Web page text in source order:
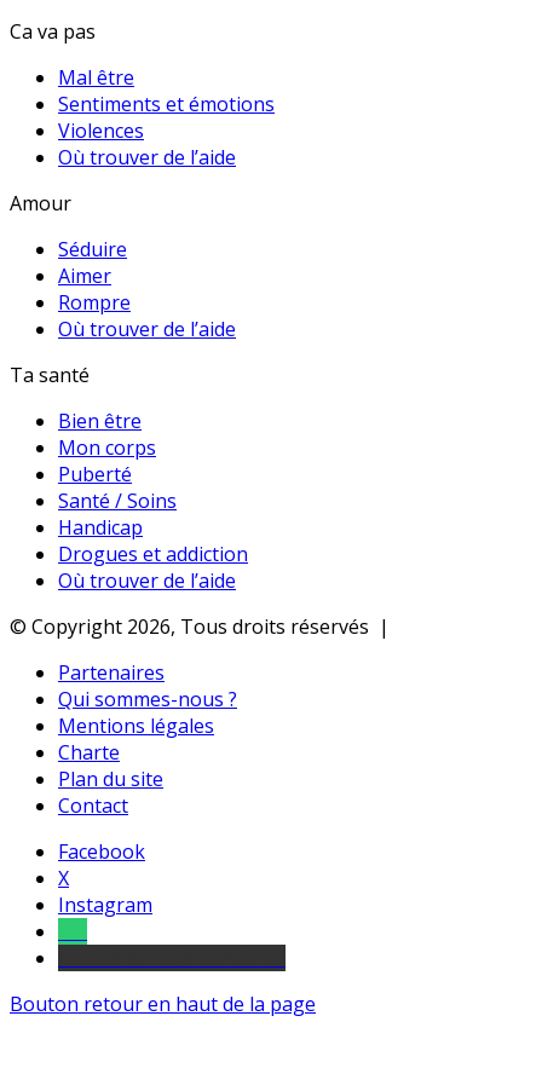
Ca va pas
Mal être
Sentiments et émotions
Violences
Où trouver de l’aide
Amour
Séduire
Aimer
Rompre
Où trouver de l’aide
Ta santé
Bien être
Mon corps
Puberté
Santé / Soins
Handicap
Drogues et addiction
Où trouver de l’aide
© Copyright 2026, Tous droits réservés |
Partenaires
Qui sommes-nous ?
Mentions légales
Charte
Plan du site
Contact
Facebook
X
Instagram
Bouton retour en haut de la page